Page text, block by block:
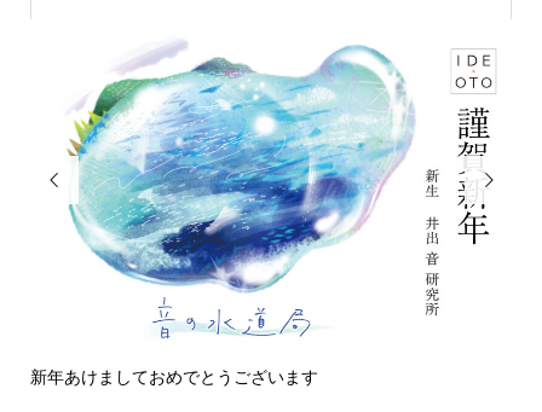

新年あけましておめでとうございます
